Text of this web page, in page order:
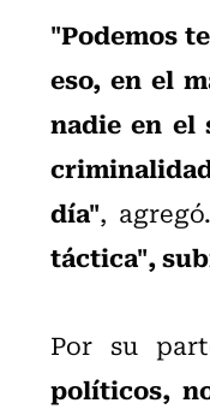
"Podemos
eso, en el
nadie en el
día",
táctica",
Por su
políticos,